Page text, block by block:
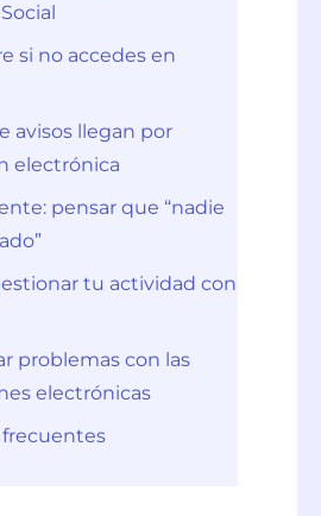
si no accedes en
avisos llegan por
electrónica
pensar que “nadie
tu actividad con
problemas con las
electrónicas